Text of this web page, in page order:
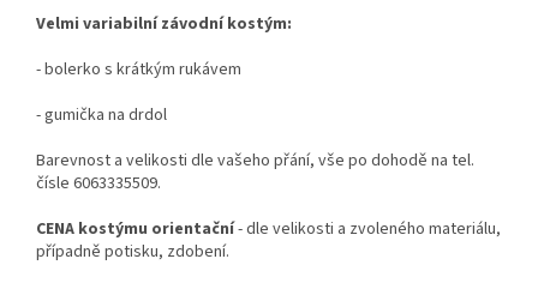
Velmi variabilní závodní kostým:
- bolerko s krátkým rukávem
- gumička na drdol
Barevnost a velikosti dle vašeho přání, vše po dohodě na tel.
čísle 6063335509.
CENA kostýmu orientační- dle velikosti a zvoleného materiálu,
případně potisku, zdobení.